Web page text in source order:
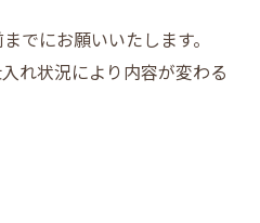
でにお願いいたします。
れ状況により内容が変わる